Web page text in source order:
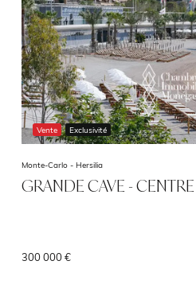
Vente Exclusivité
Monte-Carlo - Hersilia
GRANDE CAVE - CENTRE
300 000 €